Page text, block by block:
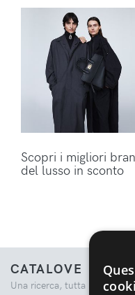
Scopri i migliori
del lusso in sconto
CATALOVE
Una ricerca, tutta la moda.